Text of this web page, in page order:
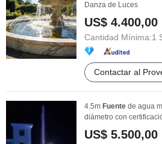
Danza de Luces
US$ 4.400,00
Cantidad Mínima:1
Contactar al
4.5m Fuente de agua
diámetro con
US$ 5.500,00